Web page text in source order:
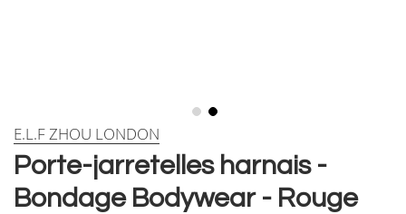
Skip
the
beginning
Porte-jarretelles harnais -
Bondage Bodywear - Rouge
E.L.F ZHOU LONDON